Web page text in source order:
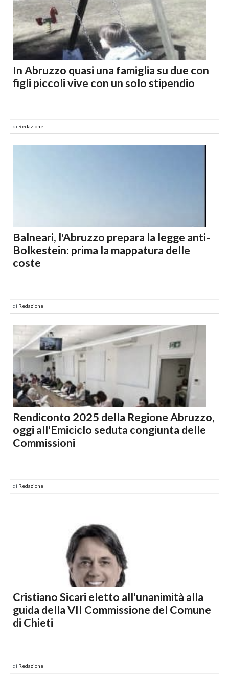
In Abruzzo quasi una famiglia su due con
figli piccoli vive con un solo stipendio
di Redazione
Balneari, l'Abruzzo prepara la legge anti-
Bolkestein: prima la mappatura delle
coste
di Redazione
Rendiconto 2025 della Regione Abruzzo,
oggi all'Emiciclo seduta congiunta delle
Commissioni
di Redazione
Cristiano Sicari eletto all'unanimità alla
guida della VII Commissione del Comune
di Chieti
di Redazione